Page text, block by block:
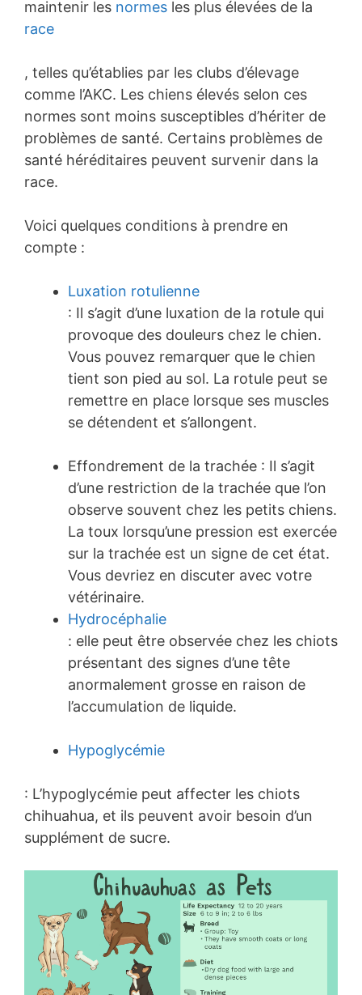
maintenir les normes les plus élevées de la
race
, telles qu’établies par les clubs d’élevage
comme l’AKC. Les chiens élevés selon ces
normes sont moins susceptibles d’hériter de
problèmes de santé. Certains problèmes de
santé héréditaires peuvent survenir dans la
race.
Voici quelques conditions à prendre en
compte :
Luxation rotulienne
: Il s’agit d’une luxation de la rotule qui
provoque des douleurs chez le chien.
Vous pouvez remarquer que le chien
tient son pied au sol. La rotule peut se
remettre en place lorsque ses muscles
se détendent et s’allongent.
Effondrement de la trachée : Il s’agit
d’une restriction de la trachée que l’on
observe souvent chez les petits chiens.
La toux lorsqu’une pression est exercée
sur la trachée est un signe de cet état.
Vous devriez en discuter avec votre
vétérinaire.
Hydrocéphalie
: elle peut être observée chez les chiots
présentant des signes d’une tête
anormalement grosse en raison de
l’accumulation de liquide.
Hypoglycémie
: L’hypoglycémie peut affecter les chiots
chihuahua, et ils peuvent avoir besoin d’un
supplément de sucre.